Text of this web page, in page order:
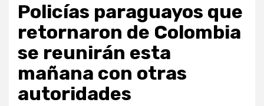
Policías paraguayos que
retornaron de Colombia
se reunirán esta
mañana con otras
autoridades